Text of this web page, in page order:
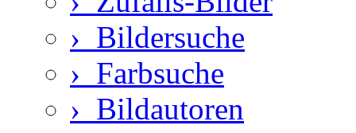
› Bildersuche
› Farbsuche
› Bildautoren